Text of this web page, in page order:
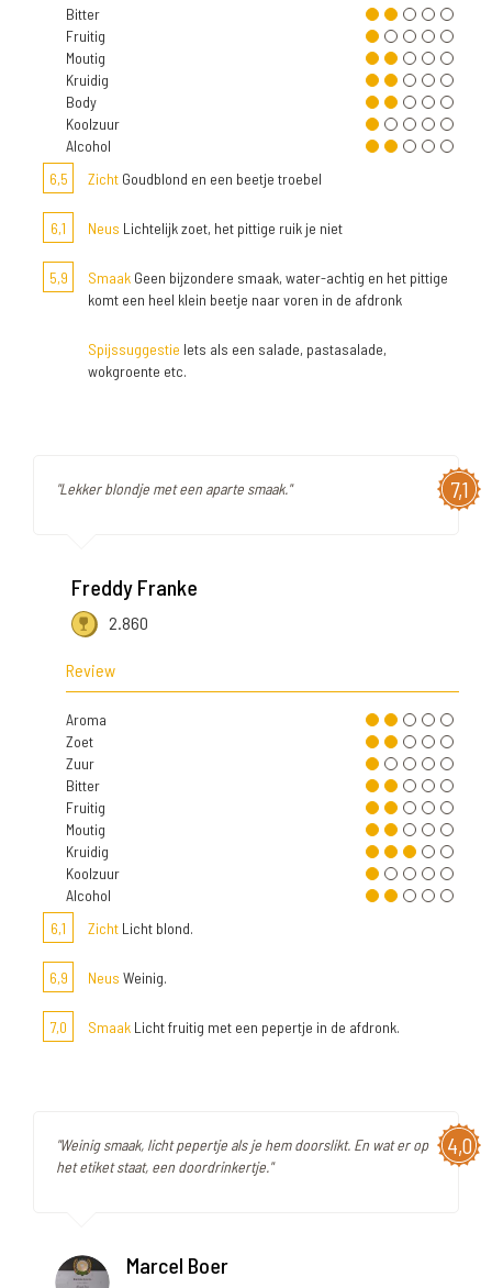
Bitter
Fruitig
Moutig
Kruidig
Body
Koolzuur
Alcohol
6,5
Zicht Goudblond en een beetje troebel
6,1 Neus Lichtelijk zoet, het pittige ruik je niet
5,9 Smaak Geen bijzondere smaak, water-achtig en het pittige
komt een heel klein beetje naar voren in de afdronk
Spijssuggestie Iets als een salade, pastasalade,
wokgroente etc.
7,1
"Lekker blondje met een aparte smaak."
Freddy Franke
2.860
Review
Aroma
Zoet
Zuur
Bitter
Fruitig
Moutig
Kruidig
Koolzuur
Alcohol
6,1
Zicht Licht blond.
6,9 Neus Weinig.
7,0 Smaak Licht fruitig met een pepertje in de afdronk.
4,0
"Weinig smaak, licht pepertje als je hem doorslikt. En wat er op
het etiket staat, een doordrinkertje."
Marcel Boer